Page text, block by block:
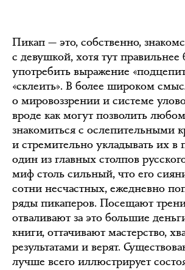
Пикап — это, собственно,
с девушкой, хотя тут
употребить выражение
«склеить». В более широком
о мировоззрении и системе
вроде как могут позволить
знакомиться с ослепительными
и стремительно укладывать их в
один из главных столпов
миф столь сильный, что его
сотни несчастных, ежедневно
ряды пикаперов. Посещают
отваливают за это большие
книги, оттачивают мастерство,
результатами и верят.
лучше всего иллюстрирует